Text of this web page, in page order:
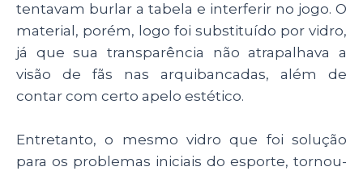
tentavam burlar a tabela e interferir no jogo. O
material, porém, logo foi substituído por vidro,
já que sua transparência não atrapalhava a
visão de fãs nas arquibancadas, além de
contar com certo apelo estético.
Entretanto, o mesmo vidro que foi solução
para os problemas iniciais do esporte, tornou-